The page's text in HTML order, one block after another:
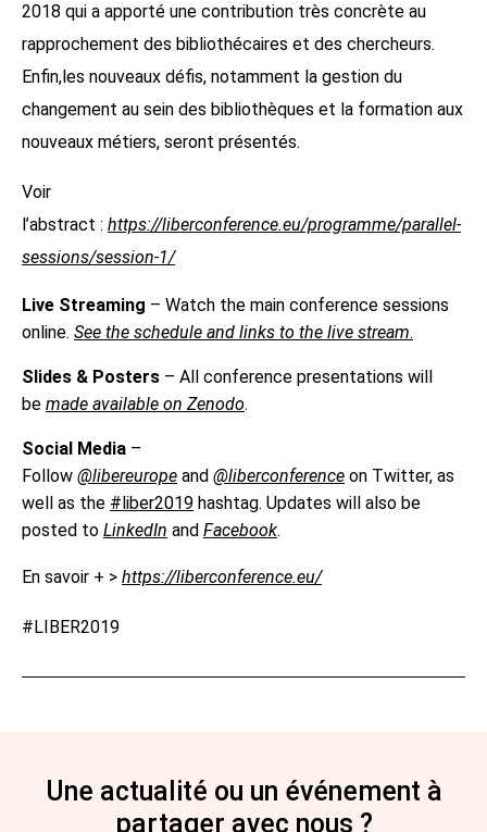
2018 qui a apporté une contribution très concrète au
rapprochement des bibliothécaires et des chercheurs.
Enfin,les nouveaux défis, notamment la gestion du
changement au sein des bibliothèques et la formation aux
nouveaux métiers, seront présentés.
Voir
l’abstract : https://liberconference.eu/programme/parallel-
sessions/session-1/
Live Streaming – Watch the main conference sessions
online. See the schedule and links to the live stream.
Slides & Posters – All conference presentations will
be made available on Zenodo.
Social Media –
Follow @libereurope and @liberconference on Twitter, as
well as the #liber2019 hashtag. Updates will also be
posted to LinkedIn and Facebook.
En savoir + > https://liberconference.eu/
#LIBER2019
Une actualité ou un événement à
partager avec nous ?